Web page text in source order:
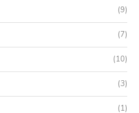
(9)
(7)
(10)
(3)
(1)